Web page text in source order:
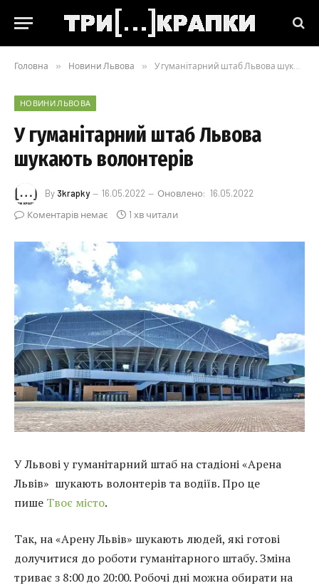
Головна » Новини Львова » У гуманітарний штаб Львова шукають волонтерів
НОВИНИ ЛЬВОВА
У гуманітарний штаб Львова
шукають волонтерів
By 3krapky 16.05.2022 Оновлено: 16.05.2022
Коментарів немає
1 хв читали
У Львові у гуманітарний штаб на стадіоні «Арена
Львів» шукають волонтерів та водіїв. Про це
пише Твоє місто.
Так, на «Арену Львів» шукають людей, які готові
долучитися до роботи гуманітарного штабу. Зміна
триває з 8:00 до 20:00. Робочі дні можна обирати на